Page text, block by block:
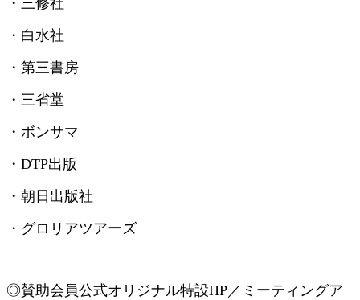
・三修社
・白水社
・第三書房
・三省堂
・ボンサマ
・ DTP出版
・朝日出版社
・グロリアツアーズ
◎賛助会員公式オリジナル特設HP／ミーティングア